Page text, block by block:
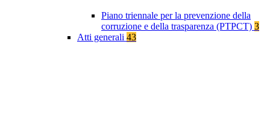
Piano triennale per la prevenzione della
corruzione e della trasparenza (PTPCT) 3
Atti generali 43